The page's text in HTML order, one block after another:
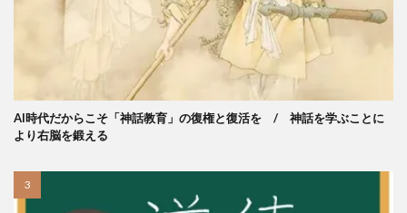
AI時代だからこそ「神話教育」の復権と復活を / 神話を学ぶことに
より右脳を鍛える